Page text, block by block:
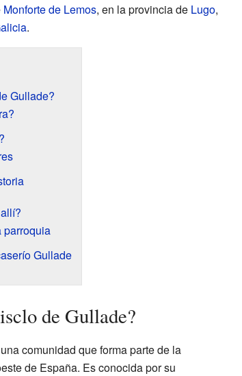
Monforte de Lemos, en la provincia de Lugo,
.
Gullade?
parroquia
Gullade
de Gullade?
comunidad que forma parte de la
de España. Es conocida por su